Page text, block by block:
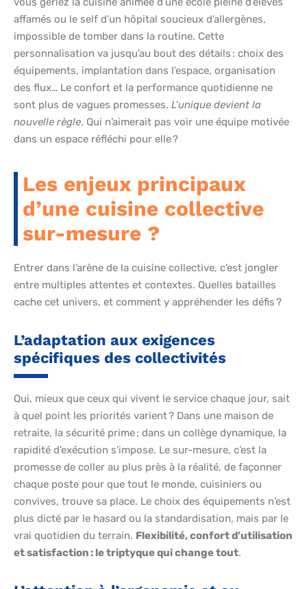
affamés ou le self d’un hôpital soucieux d’allergènes,
impossible de tomber dans la routine. Cette
personnalisation va jusqu’au bout des détails : choix des
équipements, implantation dans l’espace, organisation
des flux… Le confort et la performance quotidienne ne
sont plus de vagues promesses. L’unique devient la
nouvelle règle. Qui n’aimerait pas voir une équipe motivée
dans un espace réfléchi pour elle ?
Les enjeux principaux
d’une cuisine collective
sur-mesure ?
Entrer dans l’arène de la cuisine collective, c’est jongler
entre multiples attentes et contextes. Quelles batailles
cache cet univers, et comment y appréhender les défis ?
L’adaptation aux exigences
spécifiques des collectivités
Qui, mieux que ceux qui vivent le service chaque jour, sait
à quel point les priorités varient ? Dans une maison de
retraite, la sécurité prime ; dans un collège dynamique, la
rapidité d’exécution s’impose. Le sur-mesure, c’est la
promesse de coller au plus près à la réalité, de façonner
chaque poste pour que tout le monde, cuisiniers ou
convives, trouve sa place. Le choix des équipements n’est
plus dicté par le hasard ou la standardisation, mais par le
vrai quotidien du terrain. Flexibilité, confort d’utilisation
et satisfaction : le triptyque qui change tout.